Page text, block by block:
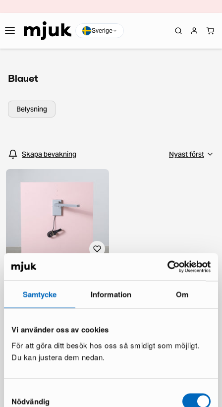
Samtycke Information Om
Vi använder oss av cookies
För att göra ditt besök hos oss så smidigt som möjligt.
Du kan justera dem nedan.
Nödvändig
Sverige
Blauet
Belysning
Skapa bevakning
Blauet 1896 Metric
73 € 716 €
Du sparar 643 €
Alla produkter laddade